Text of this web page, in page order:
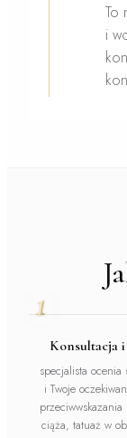
To
i
1
Konsultacja
specjalista ocenia
i Twoje
ciąża, tatuaż w